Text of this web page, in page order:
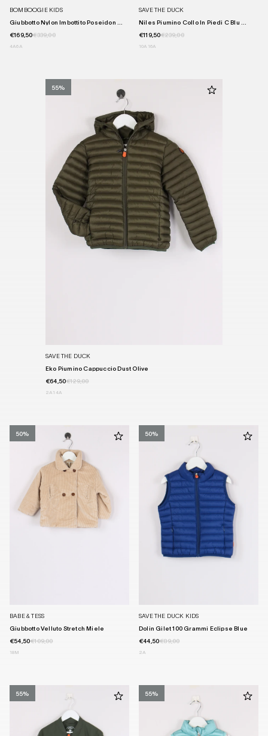
BOMBOOGIE KIDS
Giubbotto Nylon Imbottito Poseidon ...
€169,50€339,00
4A6A
SAVE THE DUCK
Niles Piumino Collo In Piedi C Blu ...
€119,50€239,00
10A 16A
55%
SAVE THE DUCK
Eko Piumino Cappuccio Dust Olive
€64,50€129,00
2A 14A
50%
BABE & TESS
Giubbotto Velluto Stretch Miele
€54,50€109,00
18M
50%
SAVE THE DUCK KIDS
Dolin Gilet 100 Grammi Eclipse Blue
€44,50€89,00
2A
55% 55%